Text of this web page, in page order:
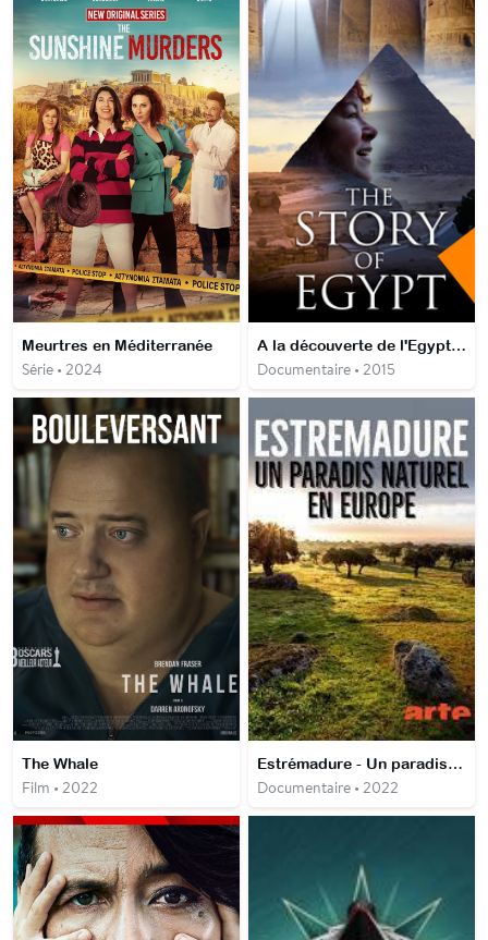
Meurtres en Méditerranée
Série • 2024
A la découverte de l'Egypte ancienne
Documentaire • 2015
The Whale
Film • 2022
Estrémadure - Un paradis naturel en Europe
Documentaire • 2022